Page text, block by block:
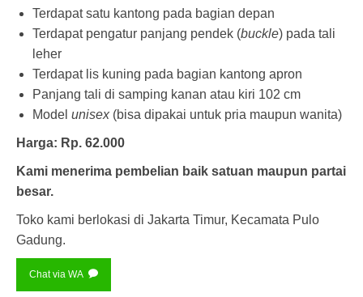
Terdapat satu kantong pada bagian depan
Terdapat pengatur panjang pendek (buckle) pada tali
leher
Terdapat lis kuning pada bagian kantong apron
Panjang tali di samping kanan atau kiri 102 cm
Model unisex(bisa dipakai untuk pria maupun wanita)
Harga: Rp. 62.000
Kami menerima pembelian baik satuan maupun partai
besar.
Toko kami berlokasi di Jakarta Timur, Kecamata Pulo
Gadung.
Chat via WA